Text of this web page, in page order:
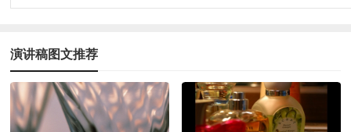
演讲稿图文推荐